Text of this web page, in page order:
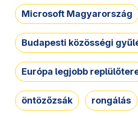
Microsoft Magyarország
Budapesti közösségi
Európa legjobb
öntözőzsák rongálás